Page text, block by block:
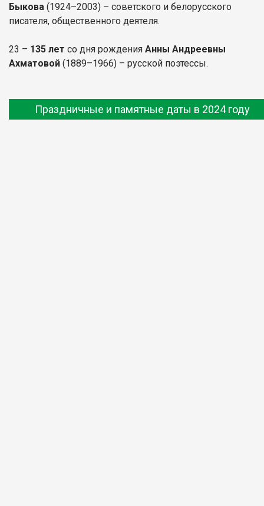
Быкова (1924–2003) – советского и белорусского
писателя, общественного деятеля.
23 – 135 лет со дня рождения Анны Андреевны
Ахматовой (1889–1966) – русской поэтессы.
Праздничные и памятные даты в 2024 году